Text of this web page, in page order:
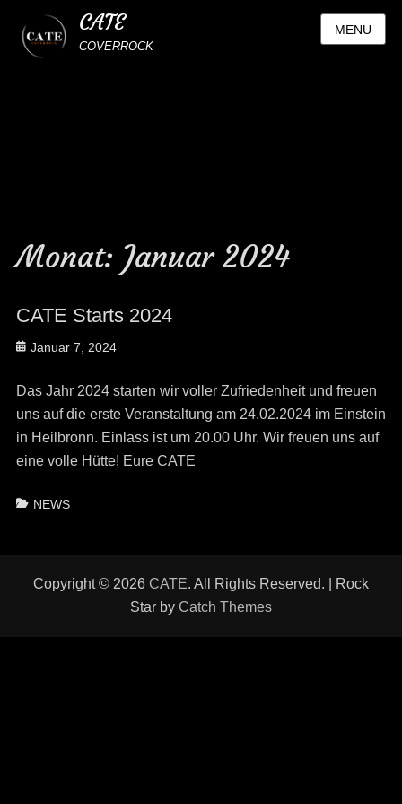
CATE
COVERROCK
MENU
Monat: Januar 2024
CATE Starts 2024
Posted
Januar 7, 2024
Das Jahr 2024 starten wir voller Zufriedenheit und freuen
uns auf die erste Veranstaltung am 24.02.2024 im Einstein
in Heilbronn. Einlass ist um 20.00 Uhr. Wir freuen uns auf
eine volle Hütte! Eure CATE
Categories
NEWS
Copyright © 2026 CATE. All Rights Reserved. | Rock
Star by Catch Themes